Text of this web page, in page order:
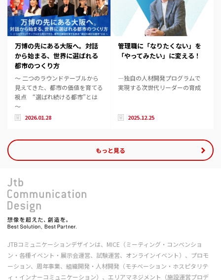
万博の先にある大阪へ。対話
から始まる、世界に選ばれる
都市のつくり方
～ 二つのラウンドテーブルから
見えてきた、都市の価値を育てる
視点 “選ばれ続ける都市”とは
～
2026.01.28
管理職に「なりたくない」を
「やってみたい」に変える！
―独自の人材開発プログラムで
実現する次世代リーダーの育成
2025.12.25
もっと見る
JTBコミュニケーションデザインは、MICE（ミーティング・コンベンショ
ン・各種イベント・展示会運営、試験運営、オンラインイベント）、プロモ
ーション、周年事業、組織開発・人材開発（モチベーション・ホスピタリテ
ィ・インナーコミュニケーション）、エリアマネジメント（施設運営プロデ